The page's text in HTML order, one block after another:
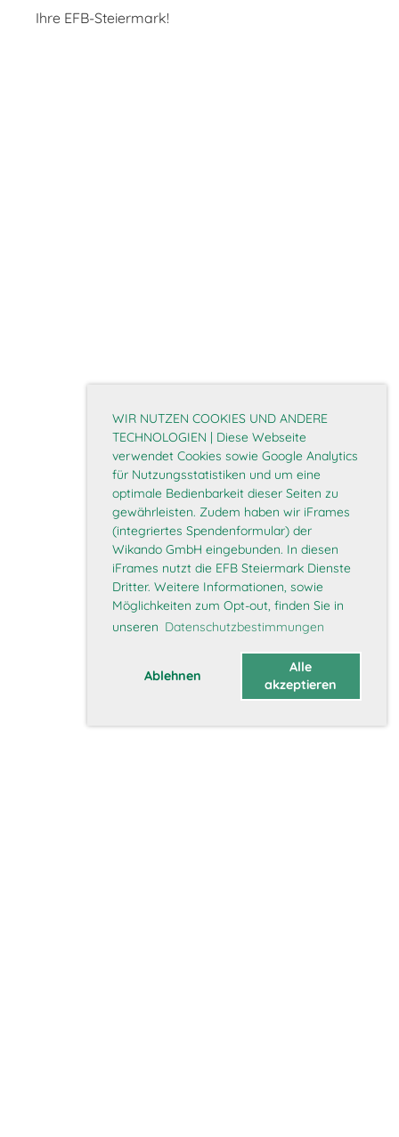
WIR NUTZEN COOKIES UND ANDERE
TECHNOLOGIEN | Diese Webseite
verwendet Cookies sowie Google Analytics
für Nutzungsstatistiken und um eine
optimale Bedienbarkeit dieser Seiten zu
gewährleisten. Zudem haben wir iFrames
(integriertes Spendenformular) der
Wikando GmbH eingebunden. In diesen
iFrames nutzt die EFB Steiermark Dienste
Dritter. Weitere Informationen, sowie
Möglichkeiten zum Opt-out, finden Sie in
unseren Datenschutzbestimmungen
Ablehnen
Alle
akzeptieren
Ihre EFB-Steiermark!